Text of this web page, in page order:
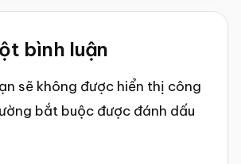
bình luận
sẽ không được hiển thị công
bắt buộc được đánh dấu